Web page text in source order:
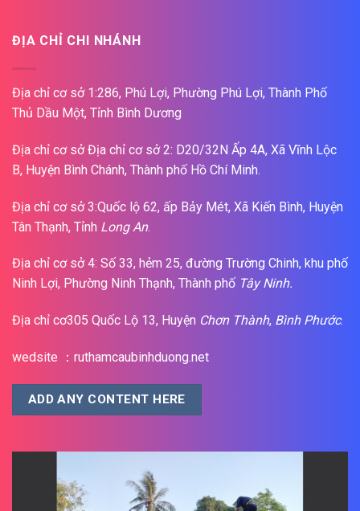
ĐỊA CHỈ CHI NHÁNH
Địa chỉ cơ sở 1:286, Phú Lợi, Phường Phú Lợi, Thành Phố
Thủ Dầu Một, Tỉnh Bình Dương
Địa chỉ cơ sở Địa chỉ cơ sở 2: D20/32N Ấp 4A, Xã Vĩnh Lộc
B, Huyện Bình Chánh, Thành phố Hồ Chí Minh.
Địa chỉ cơ sở 3:Quốc lộ 62, ấp Bảy Mét, Xã Kiến Bình, Huyện
Tân Thạnh, Tỉnh Long An.
Địa chỉ cơ sở 4: Số 33, hẻm 25, đường Trường Chinh, khu phố
Ninh Lợi, Phường Ninh Thạnh, Thành phố Tây Ninh.
Địa chỉ cơ305 Quốc Lộ 13, Huyện Chơn Thành, Bình Phước.
wedsite ：ruthamcaubinhduong.net
ADD ANY CONTENT HERE